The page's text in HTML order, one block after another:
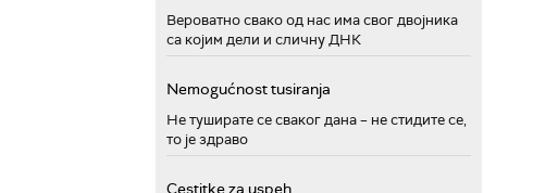
Вероватно свако од нас има свог двојника
са којим дели и сличну ДНК
Nemogućnost tusiranja
Не туширате се сваког дана – не стидите се,
то је здраво
Cestitke za uspeh